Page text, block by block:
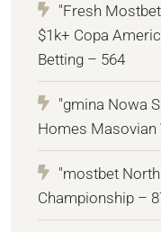
"Fresh
$1k+ Copa
Betting – 564
"gmina Nowa
Homes Masovian
"mostbet
Championship –